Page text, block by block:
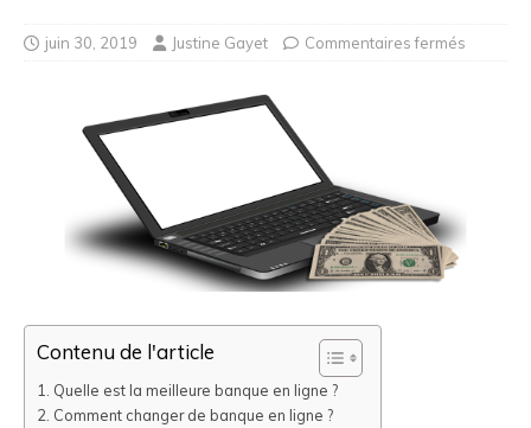
juin 30, 2019 Justine Gayet Commentaires fermés
Contenu de l'article
Quelle est la meilleure banque en ligne ?
Comment changer de banque en ligne ?